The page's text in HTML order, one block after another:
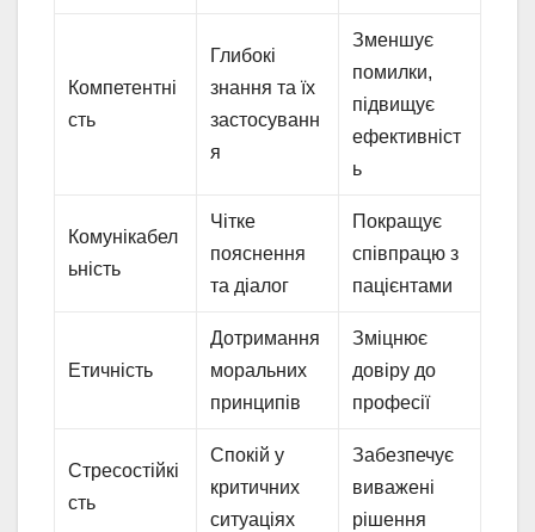
Компетентні
сть
Глибокі
знання та їх
застосуванн
я
Зменшує
помилки,
підвищує
ефективніст
ь
Комунікабел
ьність
Чітке
пояснення
та діалог
Покращує
співпрацю з
пацієнтами
Етичність
Дотримання
моральних
принципів
Зміцнює
довіру до
професії
Стресостійкі
сть
Спокій у
критичних
ситуаціях
Забезпечує
виважені
рішення